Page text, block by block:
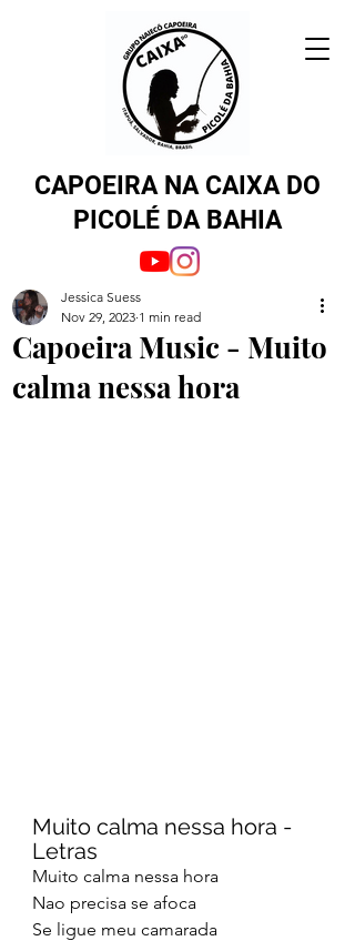
CAPOEIRA NA CAIXA DO
PICOLÉ DA BAHIA
Capoeira Music - Muito
calma nessa hora
Jessica Suess
Nov 29, 2023 1 min read
Muito calma nessa hora -
Letras
Muito calma nessa hora
Nao precisa se afoca
Se ligue meu camarada